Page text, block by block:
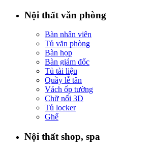
Nội thất văn phòng
Bàn nhân viên
Tủ văn phòng
Bàn họp
Bàn giám đốc
Tủ tài liệu
Quầy lễ tân
Vách ốp tường
Chữ nổi 3D
Tủ locker
Ghế
Nội thất shop, spa